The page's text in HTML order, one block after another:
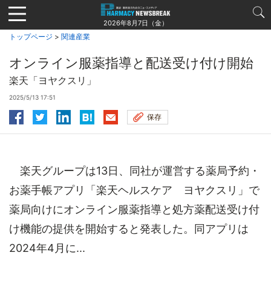
Jump
to
navigation
2026年8月7日（金）
トップページ > 関連産業
オンライン服薬指導と配送受け付け開始
楽天「ヨヤクスリ」
2025/5/13 17:51
保存
楽天グループは13日、同社が運営する薬局予約・
お薬手帳アプリ「楽天ヘルスケア ヨヤクスリ」で
薬局向けにオンライン服薬指導と処方薬配送受け付
け機能の提供を開始すると発表した。同アプリは
2024年4月に...